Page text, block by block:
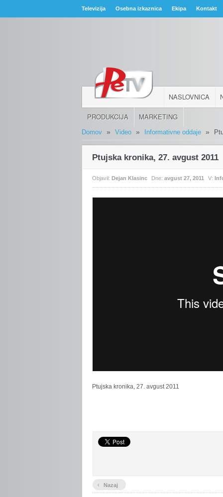
Televizija Osebna izkaznica Ekipa Kontakt
NASLOVNICA
PRODUKCIJA MARKETING
Domov » Video » Informativne oddaje »
Ptujska kronika, 27. avgust 2011
Objavil:Dejan Klasinc Dne:avgust 27, 2011 V:
Ptujskakronika, 27. avgust 2011
‹ Nazaj